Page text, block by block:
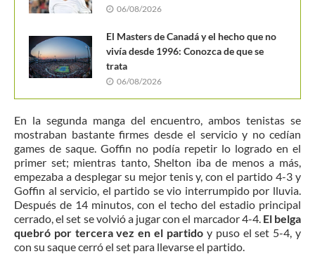
06/08/2026
El Masters de Canadá y el hecho que no
vivía desde 1996: Conozca de que se
trata
06/08/2026
En la segunda manga del encuentro, ambos tenistas se
mostraban bastante firmes desde el servicio y no cedían
games de saque. Goffin no podía repetir lo logrado en el
primer set; mientras tanto, Shelton iba de menos a más,
empezaba a desplegar su mejor tenis y, con el partido 4-3 y
Goffin al servicio, el partido se vio interrumpido por lluvia.
Después de 14 minutos, con el techo del estadio principal
cerrado, el set se volvió a jugar con el marcador 4-4. El belga
quebró por tercera vez en el partido y puso el set 5-4, y
con su saque cerró el set para llevarse el partido.